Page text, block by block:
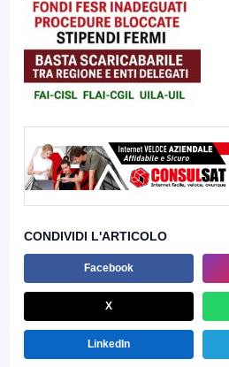
CONDIVIDI L'ARTICOLO
Facebook
X
LinkedIn